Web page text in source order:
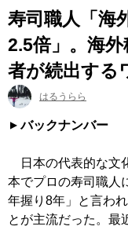
寿司職人「海
2.5倍」。海
者が続出する
はるうらら
バックナンバー
日本の代表的な文
本でプロの寿司職人
年握り8年」と言わ
とが主流だった。最